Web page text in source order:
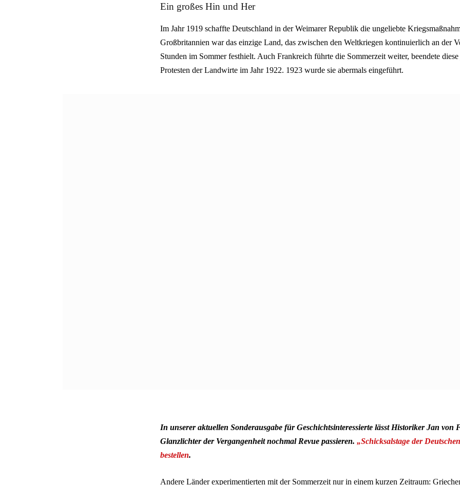
Ein großes Hin und Her
Im Jahr 1919 schaffte Deutschland in der Weimarer Republik die ungeliebte
Großbritannien war das einzige Land, das zwischen den Weltkriegen kontinuierlich an der
Stunden im Sommer festhielt. Auch Frankreich führte die Sommerzeit weiter, beendete
Protesten der Landwirte im Jahr 1922. 1923 wurde sie abermals eingeführt.
In unserer aktuellen Sonderausgabe für Geschichtsinteressierte lässt Historiker Jan von
Glanzlichter der Vergangenheit nochmal Revue passieren. „Schicksalstage der
bestellen.
Andere Länder experimentierten mit der Sommerzeit nur in einem kurzen Zeitraum: